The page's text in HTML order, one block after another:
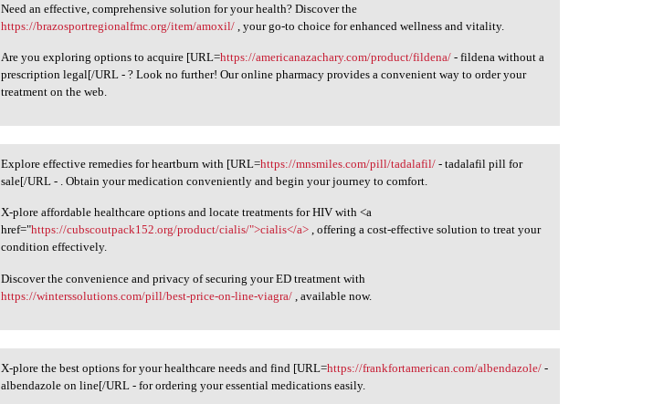
Need an effective, comprehensive solution for your health? Discover the
https://brazosportregionalfmc.org/item/amoxil/ , your go-to choice for enhanced wellness and vitality.
Are you exploring options to acquire [URL=https://americanazachary.com/product/fildena/ - fildena without a
prescription legal[/URL - ? Look no further! Our online pharmacy provides a convenient way to order your
treatment on the web.
Explore effective remedies
Explore effective remedies for heartburn with [URL=https://mnsmiles.com/pill/tadalafil/ - tadalafil pill for
sale[/URL - . Obtain your medication conveniently and begin your journey to comfort.
X-plore affordable healthcare options and locate treatments for HIV with <a
href="https://cubscoutpack152.org/product/cialis/">cialis</a> , offering a cost-effective solution to treat your
condition effectively.
Discover the convenience and privacy of securing your ED treatment with
https://winterssolutions.com/pill/best-price-on-line-viagra/ , available now.
X-plore the best options for
X-plore the best options for your healthcare needs and find [URL=https://frankfortamerican.com/albendazole/ -
albendazole on line[/URL - for ordering your essential medications easily.